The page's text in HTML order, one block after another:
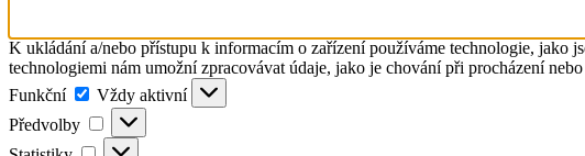
K ukládání a/nebo přístupu k informacím o zařízení používáme technologie, jako
technologiemi nám umožní zpracovávat údaje, jako je chování při procházení
Funkční
Funkční
Vždy aktivní
Předvolby
Předvolby
Statistiky